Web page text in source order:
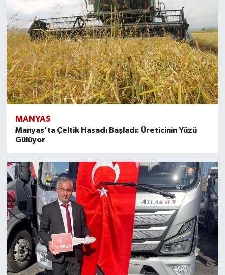
MANYAS
Manyas’ta Çeltik Hasadı Başladı: Üreticinin Yüzü
Gülüyor